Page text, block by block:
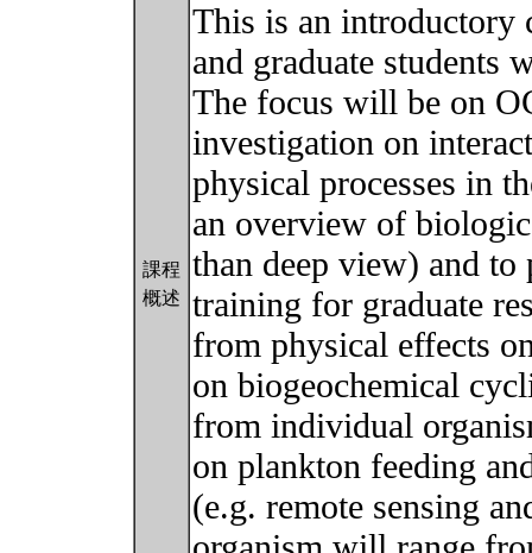
課程
概述
This is an introductory
and graduate students
The focus will be on
investigation on
physical processes in
an overview of
than deep view) and
training for graduate
from physical effects
on biogeochemical
from individual
on plankton feeding
(e.g. remote sensing